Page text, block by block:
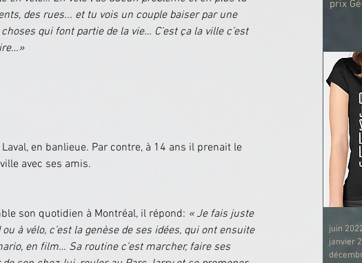
des rues... et tu vois un couple baiser par une
qui font partie de la vie… C’est ça la ville c’est
en banlieue. Par contre, à 14 ans il prenait le
avec ses amis.
son quotidien à Montréal, il répond: « Je fais juste
à vélo, c’est la genèse de ses idées, qui ont ensuite
en film… Sa routine c’est marcher, faire ses
prix
juin
janvier